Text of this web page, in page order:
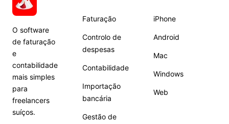
O software
de faturação
e
contabilidade
mais simples
para
freelancers
suíços.
Faturação
Controlo de
despesas
Contabilidade
Importação
bancária
Gestão de
iPhone
Android
Mac
Windows
Web